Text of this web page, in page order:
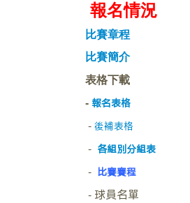
報名情況
比賽章程
比賽簡介
表格下載
- 報名表格
- 後補表格
- 各組別分組表
- 比賽賽程
- 球員名單